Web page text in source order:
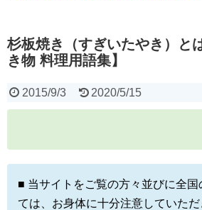
杉板焼き（すぎいたやき）と
き物 料理用語集】
2015/9/3 2020/5/15
■ 当サイトをご覧の方々並びに全国
ては、お身体に十分注意していただ